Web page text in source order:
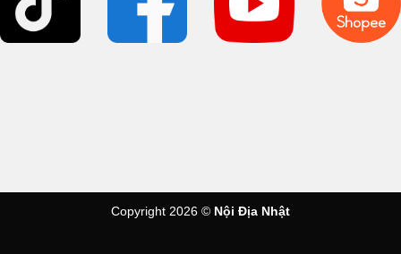
Copyright 2026 © Nội Địa Nhật